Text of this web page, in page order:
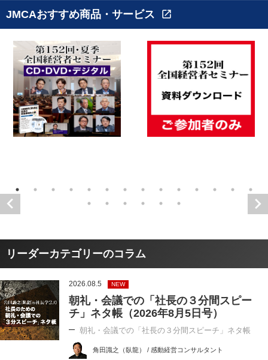
JMCAおすすめ商品・サービス open_in_new
リーダーカテゴリーのコラム
2026.08.5 NEW
朝礼・会議での「社長の３分間スピー
チ」ネタ帳（2026年8月5日号）
朝礼・会議での「社長の３分間スピーチ」ネタ帳
角田識之（臥龍） / 感動経営コンサルタント